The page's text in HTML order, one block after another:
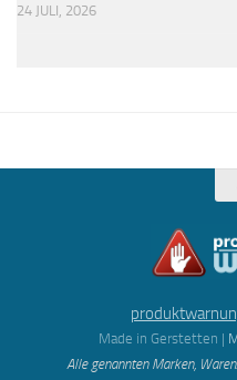
24 JULI, 2026
Made in Gerstetten |
Alle genannten Marken,